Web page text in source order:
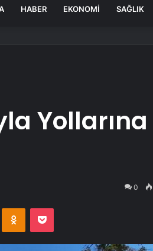
HABER EKONOMI SAĞLIK
Yollarına
0
Odnoklassniki
Pocket